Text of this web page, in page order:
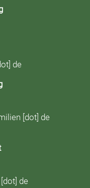
de
[dot] de
de